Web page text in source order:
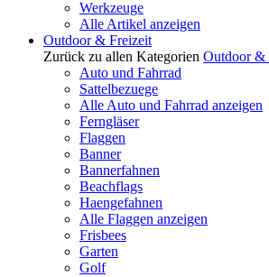
Werkzeuge
Alle Artikel anzeigen
Outdoor & Freizeit
Zurück zu allen Kategorien Outdoor &
Auto und Fahrrad
Sattelbezuege
Alle Auto und Fahrrad anzeigen
Ferngläser
Flaggen
Banner
Bannerfahnen
Beachflags
Haengefahnen
Alle Flaggen anzeigen
Frisbees
Garten
Golf